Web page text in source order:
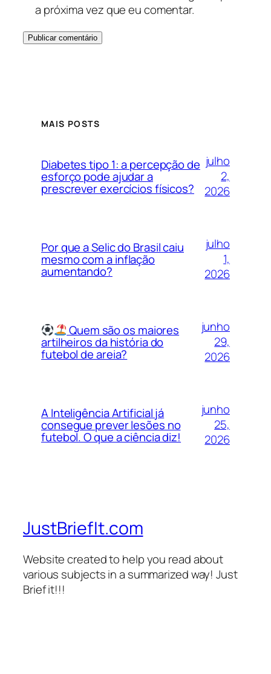
a próxima vez que eu comentar.
MAIS POSTS
Diabetes tipo 1: a percepção de
esforço pode ajudar a
prescrever exercícios físicos?
julho
2,
2026
Por que a Selic do Brasil caiu
mesmo com a inflação
aumentando?
julho
1,
2026
Quem são os maiores
artilheiros da história do
futebol de areia?
junho
29,
2026
A Inteligência Artificial já
consegue prever lesões no
futebol. O que a ciência diz!
junho
25,
2026
JustBriefIt.com
Website created to help you read about
various subjects in a summarized way! Just
Brief it!!!